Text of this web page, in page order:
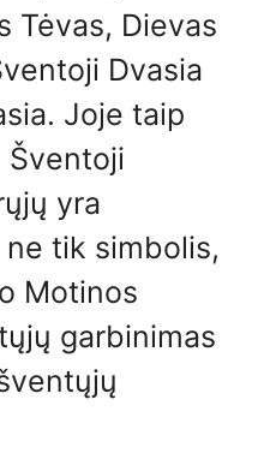
Tėvas, Dievas
Dvasia
Joje taip
Šventoji
yra
tik simbolis,
Motinos
garbinimas